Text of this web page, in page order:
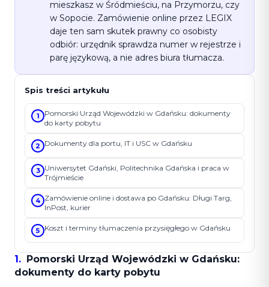
mieszkasz w Śródmieściu, na Przymorzu, czy
w Sopocie. Zamówienie online przez LEGIX
daje ten sam skutek prawny co osobisty
odbiór: urzędnik sprawdza numer w rejestrze i
parę językową, a nie adres biura tłumacza.
1 .
Pomorski Urząd Wojewódzki w Gdańsku:
dokumenty do karty pobytu
Spis treści artykułu
1
Pomorski Urząd Wojewódzki w Gdańsku: dokumenty
do karty pobytu
2 Dokumenty dla portu, IT i USC w Gdańsku
3
Uniwersytet Gdański, Politechnika Gdańska i praca w
Trójmieście
4 Zamówienie online i dostawa po Gdańsku: Długi Targ,
InPost, kurier
5 Koszt i terminy tłumaczenia przysięgłego w Gdańsku